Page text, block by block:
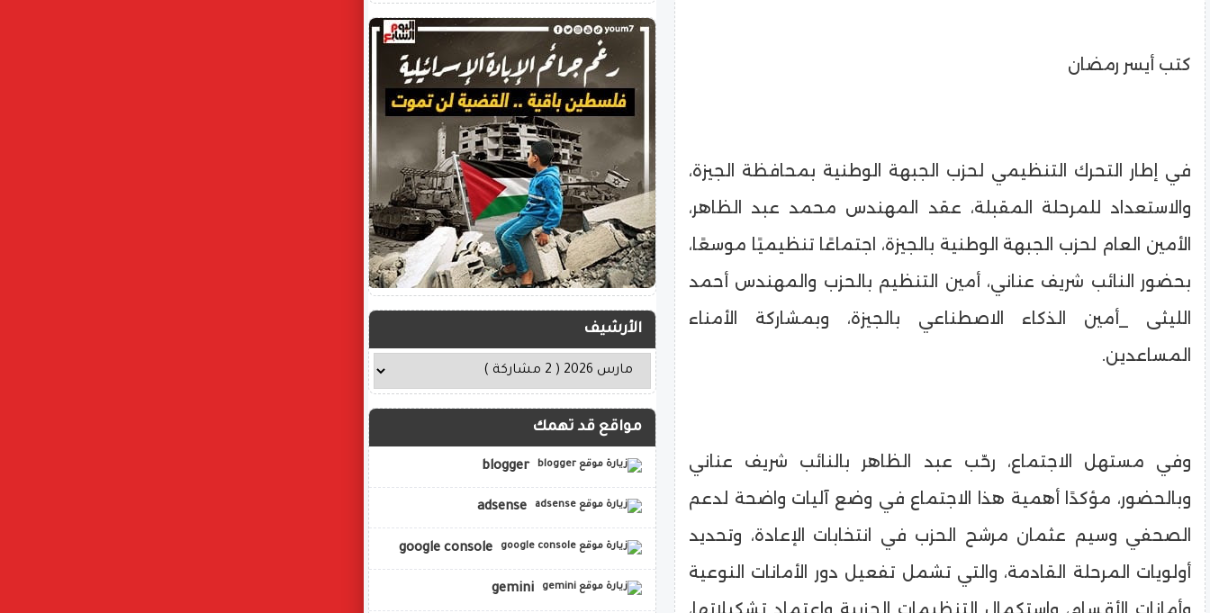
كتب أيسر رمضان
في إطار التحرك التنظيمي لحزب الجبهة الوطنية بمحافظة الجيزة،
والاستعداد للمرحلة المقبلة، عقد المهندس محمد عبد الظاهر،
الأمين العام لحزب الجبهة الوطنية بالجيزة، اجتماعًا تنظيميًا موسعًا،
بحضور النائب شريف عناني، أمين التنظيم بالحزب والمهندس أحمد
الليثى _أمين الذكاء الاصطناعي بالجيزة، وبمشاركة الأمناء
المساعدين.
وفي مستهل الاجتماع، رحّب عبد الظاهر بالنائب شريف عناني
وبالحضور، مؤكدًا أهمية هذا الاجتماع في وضع آليات واضحة لدعم
الصحفي وسيم عثمان مرشح الحزب في انتخابات الإعادة، وتحديد
أولويات المرحلة القادمة، والتي تشمل تفعيل دور الأمانات النوعية
وأمانات الأقسام، واستكمال التنظيمات الحزبية واعتماد تشكيلاتها،
الأرشيف
مواقع قد تهمك
blogger